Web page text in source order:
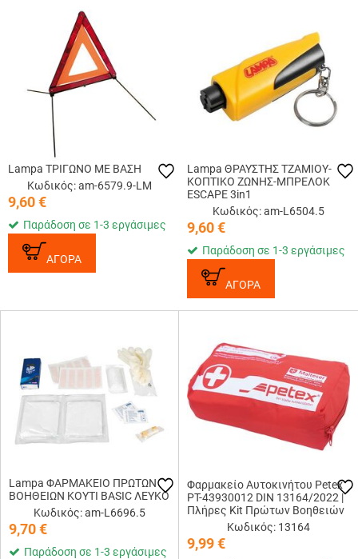
Lampa ΤΡΙΓΩΝΟ ΜΕ ΒΑΣΗ
Κωδικός: am-6579.9-LM
9,60€
Παράδοση σε 1-3 εργάσιμες
ΑΓΟΡΑ
Lampa ΘΡΑΥΣΤΗΣ ΤΖΑΜΙΟΥ-
ΚΟΠΤΙΚΟ ΖΩΝΗΣ-ΜΠΡΕΛΟΚ
ESCAPE 3in1
Κωδικός: am-L6504.5
9,60€
Παράδοση σε 1-3 εργάσιμες
ΑΓΟΡΑ
Lampa ΦΑΡΜΑΚΕΙΟ ΠΡΩΤΩΝ
ΒΟΗΘΕΙΩΝ ΚΟΥΤΙ BASIC ΛΕΥΚΟ
Κωδικός: am-L6696.5
9,70€
Παράδοση σε 1-3 εργάσιμες
Φαρμακείο Αυτοκινήτου Petex
PT-43930012 DIN 13164/2022 |
Πλήρες Kit Πρώτων Βοηθειών
Κωδικός: 13164
9,99€